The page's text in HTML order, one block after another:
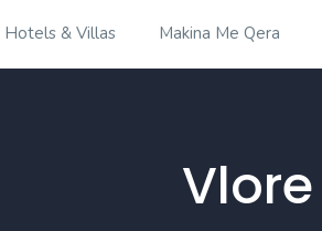
Hotels & Villas Makina Me Qera
Vlore